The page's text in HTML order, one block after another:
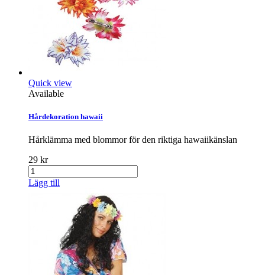
Quick view
Available
Hårdekoration hawaii
Hårklämma med blommor för den riktiga hawaiikänslan
29 kr
Lägg till